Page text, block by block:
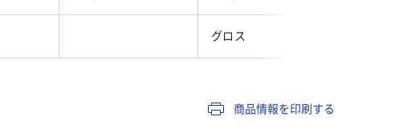
グロス
商品情報を印刷する